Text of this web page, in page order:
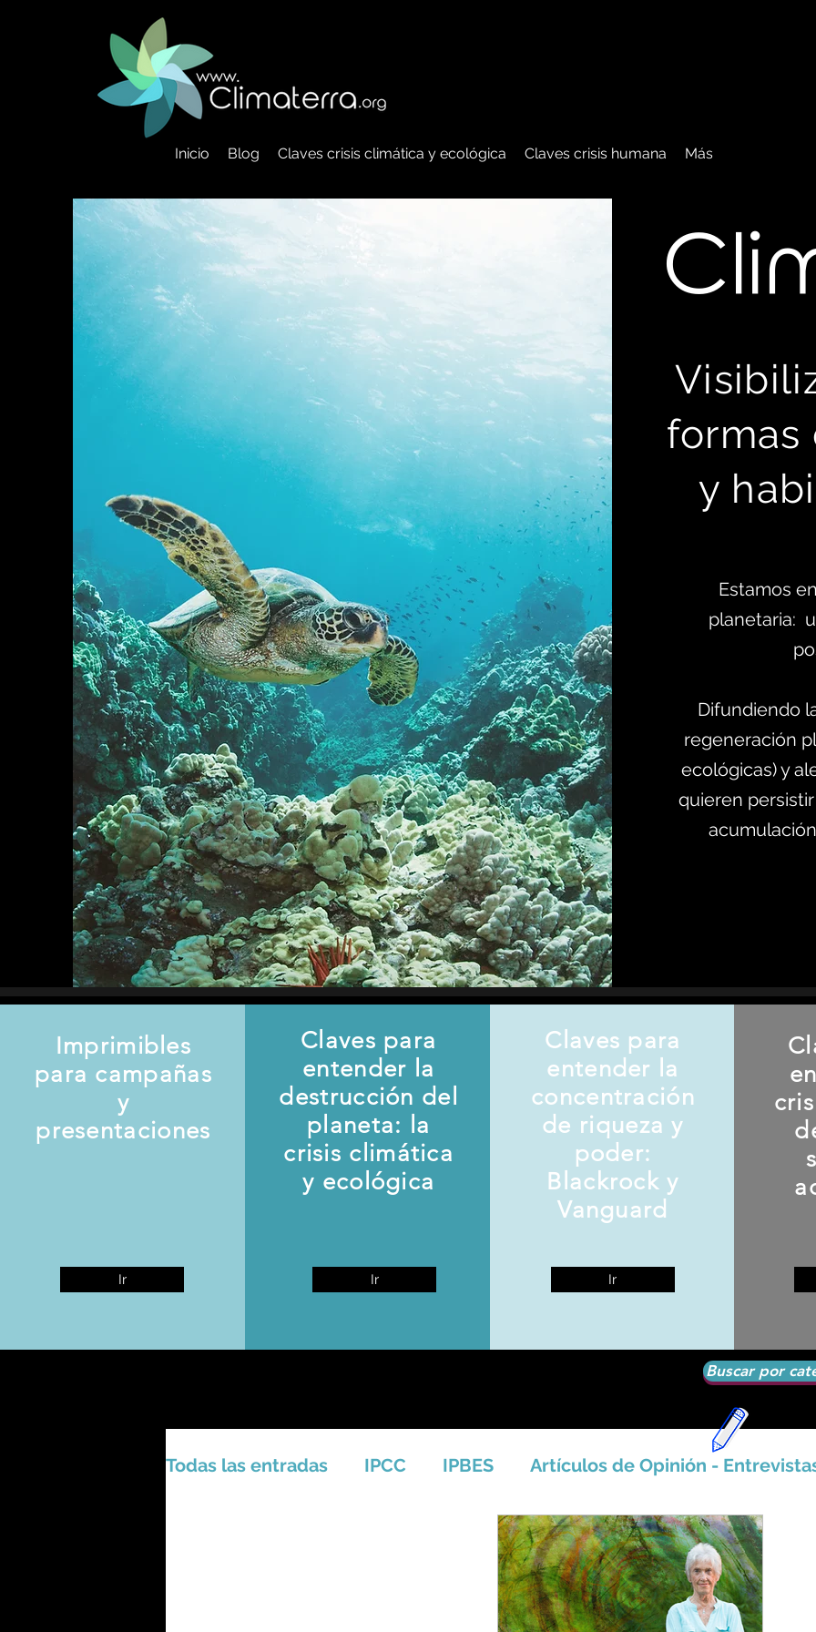
Inicio Blog Claves crisis climática y ecológica Claves crisis humana Más
C
formas
y
Estamos
planetaria:
Difundiendo
regeneración
ecológicas) y
quieren
Imprimibles
para campañas
y
presentaciones
Ir
Claves para
entender la
destrucción del
planeta: la
crisis climática
y ecológica
Ir
Claves para
entender la
concentración
de riqueza y
poder:
Blackrock y
Vanguard
Ir
Buscar por
Todas las entradas IPCC IPBES Artículos de Opinión -
Seguridad Alimentaria-Agua-Dieta
Amazonas - Selvas tropicales - Bosq Artico - Antártida - Glaciares